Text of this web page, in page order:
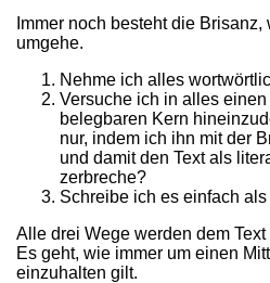
Immer noch besteht die
umgehe.
Nehme ich alles
Versuche ich in alles
belegbaren Kern
nur, indem ich ihn mit der
und damit den Text als
zerbreche?
Schreibe ich es einfach
Alle drei Wege werden dem Text
Es geht, wie immer um einen
einzuhalten gilt.